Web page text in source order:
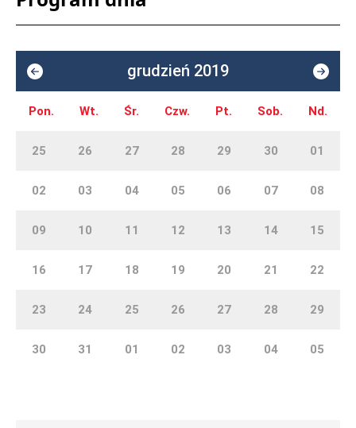
grudzień 2019
Pon. Wt. Śr. Czw. Pt. Sob. Nd.
25 26 27 28 29 30 01
02 03 04 05 06 07 08
09 10 11 12 13 14 15
16 17 18 19 20 21 22
23 24 25 26 27 28 29
30 31 01 02 03 04 05